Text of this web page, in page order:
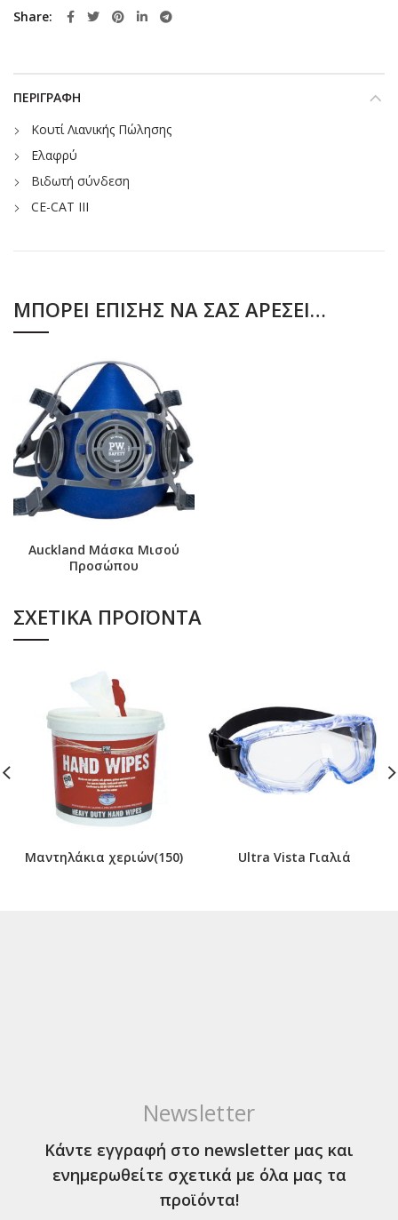
Share
ΠΕΡΙΓΡΑΦΉ
Κουτί Λιανικής Πώλησης
Ελαφρύ
Βιδωτή σύνδεση
CE-CAT III
ΜΠΟΡΕΊ ΕΠΊΣΗΣ ΝΑ ΣΑΣ ΑΡΈΣΕΙ…
Auckland Μάσκα Μισού
Προσώπου
ΣΧΕΤΙΚΆ ΠΡΟΪΌΝΤΑ
Μαντηλάκια χεριών(150) Ultra Vista Γιαλιά
Newsletter
Κάντε εγγραφή στο newsletter μας και
ενημερωθείτε σχετικά με όλα μας τα
προϊόντα!